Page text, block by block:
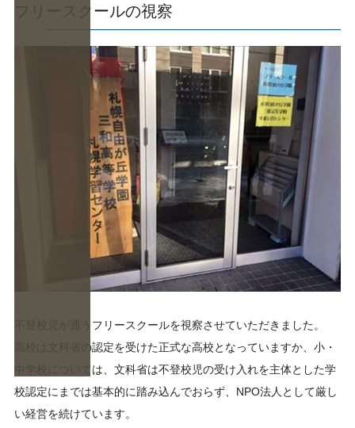
フリースクールの視察
不登校児が通うフリースクールを視察させていただきました。
高校は文科省の認定を受けた正式な高校となっていますか、小・
中学校については、文科省は不登校児の受け入れを主体とした学
校認定にまでは基本的に踏み込んでおらず、NPO法人として厳し
い経営を続けています。